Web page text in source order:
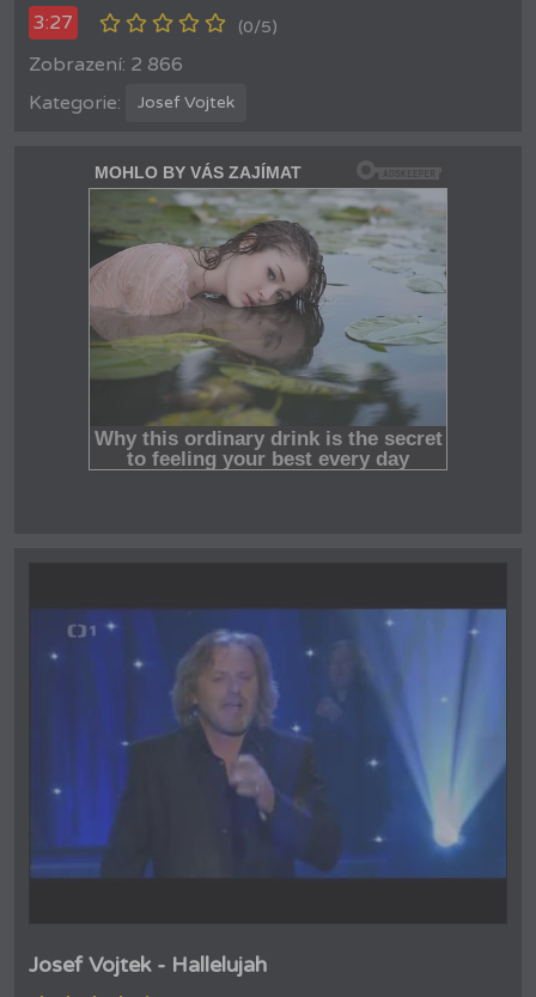
3:27 (0/5)
Zobrazení: 2 866
Kategorie:
Josef Vojtek
Josef Vojtek - Hallelujah